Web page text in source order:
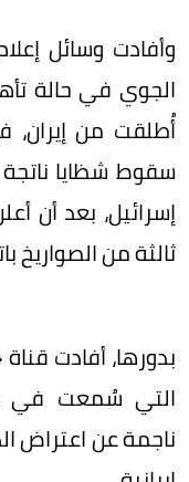
وأفادت وسائل
الجوي في حالة
سقوط شظايا
إسرائيل، بعد أن
ثالثة من الصواريخ
بدورها، أفادت قناة
التي سُمعت في
ناجمة عن اعتراض